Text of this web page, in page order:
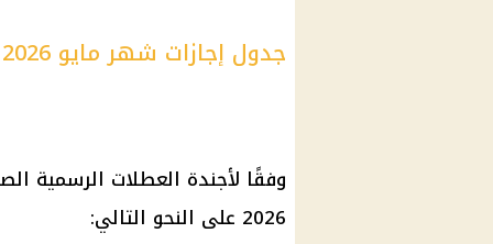
جدول إجازات شهر مايو 2026 الرسمية في مصر
وفقًا لأجندة العطلات الرسمية
2026 على النحو التالي: